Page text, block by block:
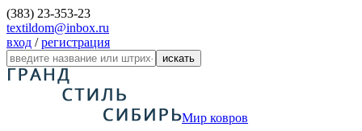
(383) 23-353-23
textildom@inbox.ru
вход /регистрация
искать
Мир ковров